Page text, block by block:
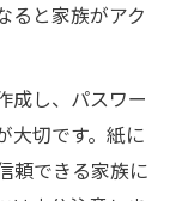
ると家族がアク
成し、パスワー
大切です。紙に
頼できる家族に